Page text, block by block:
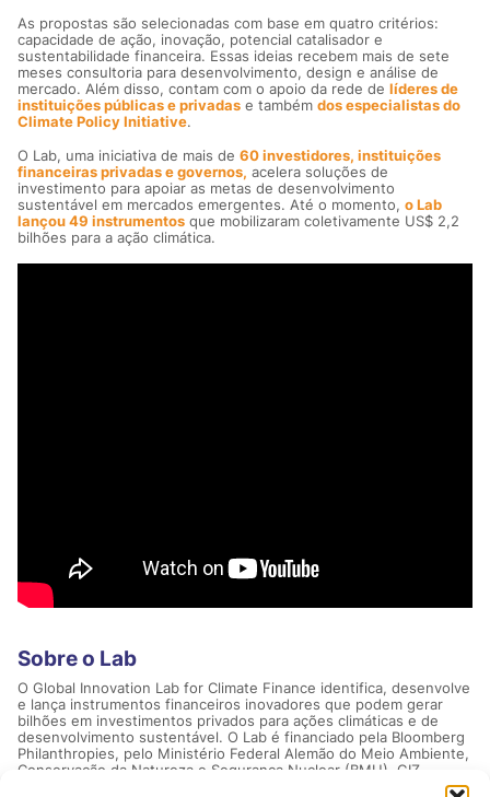
As propostas são selecionadas com base em quatro critérios:
capacidade de ação, inovação, potencial catalisador e
sustentabilidade financeira. Essas ideias recebem mais de sete
meses consultoria para desenvolvimento, design e análise de
mercado. Além disso, contam com o apoio da rede de líderes de
instituições públicas e privadas e também dos especialistas do
Climate Policy Initiative.
O Lab, uma iniciativa de mais de 60 investidores, instituições
financeiras privadas e governos, acelera soluções de
investimento para apoiar as metas de desenvolvimento
sustentável em mercados emergentes. Até o momento, o Lab
lançou 49 instrumentos que mobilizaram coletivamente US$ 2,2
bilhões para a ação climática.
Sobre o Lab
O Global Innovation Lab for Climate Finance identifica, desenvolve
e lança instrumentos financeiros inovadores que podem gerar
bilhões em investimentos privados para ações climáticas e de
desenvolvimento sustentável. O Lab é financiado pela Bloomberg
Philanthropies, pelo Ministério Federal Alemão do Meio Ambiente,
Conservação da Natureza e Segurança Nuclear (BMU), GIZ,
Ministério das Relações Exteriores dos Países Baixos, Fundação